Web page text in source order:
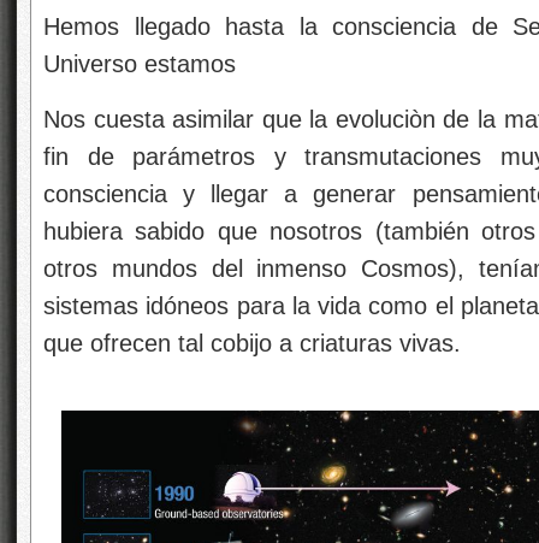
consciencia y llegar a generar
hubiera sabido que nosotros (también
sistemas idóneos para la vida como el
que ofrecen tal cobijo a criaturas vivas.